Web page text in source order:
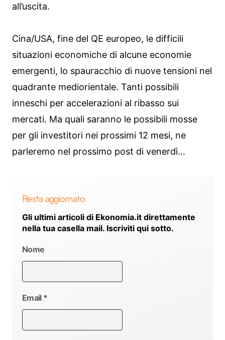
all’uscita.
Cina/USA, fine del QE europeo, le difficili
situazioni economiche di alcune economie
emergenti, lo spauracchio di nuove tensioni nel
quadrante mediorientale. Tanti possibili
inneschi per accelerazioni al ribasso sui
mercati. Ma quali saranno le possibili mosse
per gli investitori nei prossimi 12 mesi, ne
parleremo nel prossimo post di venerdì…
Resta aggiornato
Gli ultimi articoli di Ekonomia.it direttamente
nella tua casella mail. Iscriviti qui sotto.
Nome
Email *